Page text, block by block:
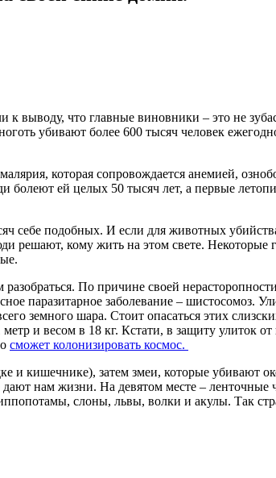
выводу, что главные виновники – это не
убивают более 600 тысяч человек
которая сопровождается анемией,
ей целых 50 тысяч лет, а первые
себе подобных. И если для животных
решают, кому жить на этом свете.
По причине своей
паразитарное заболевание – шистосомоз.
земного шара. Стоит опасаться этих
и весом в 18 кг. Кстати, в защиту улиток
сможет колонизировать космос.
кишечнике), затем змеи, которые убивают
нам жизни. На девятом месте –
слоны, львы, волки и акулы. Так